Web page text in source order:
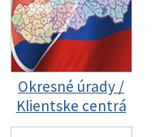
Okresné úrady /
Klientske centrá